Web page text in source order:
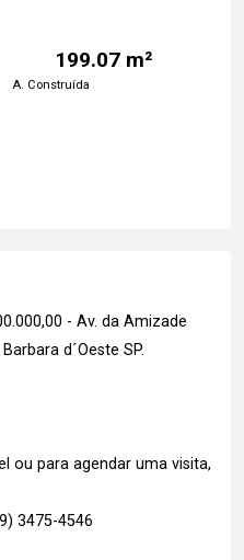
199.07 m²
A. Construída
- Av. da Amizade
d´Oeste SP.
ou para agendar uma visita,
3475-4546